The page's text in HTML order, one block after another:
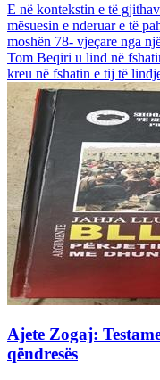
E në kontekstin e të
mësuesin e nderuar e të
moshën 78- vjeçare nga
Tom Beqiri u lind në
kreu në fshatin e tij të
Ajete Zogaj:
qëndresës